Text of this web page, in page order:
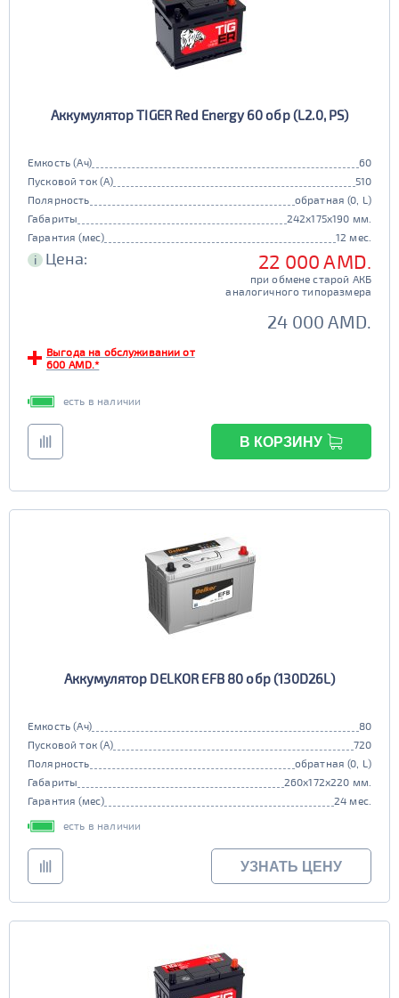
Аккумулятор TIGER Red Energy 60 обр (L2.0, PS)
Емкость (Ач)
60
Пусковой ток (А)
510
Полярность
обратная (0, L)
Габариты
242x175x190 мм.
Гарантия (мес)
12 мес.
i Цена: 22 000 AMD.
при обмене старой АКБ
аналогичного типоразмера
24 000 AMD.
Выгода на обслуживании от
600 AMD.*
есть в наличии
В КОРЗИНУ
Аккумулятор DELKOR EFB 80 обр (130D26L)
Емкость (Ач)
80
Пусковой ток (А)
720
Полярность
обратная (0, L)
Габариты
260x172x220 мм.
Гарантия (мес)
24 мес.
есть в наличии
УЗНАТЬ ЦЕНУ